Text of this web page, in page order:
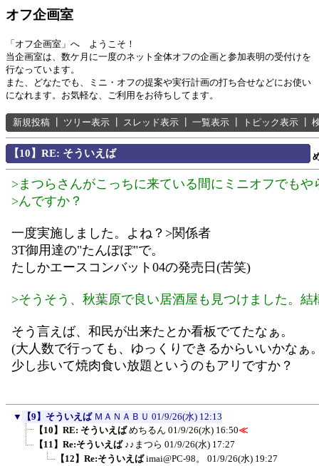
オフ企画室
「オフ企画室」へ ようこそ！
当企画室は、数ケ月に一度のネット全体オフの企画と参加表明の受付けを
行なっています。
また、どなたでも、ミニ・オフの提案や実行計画の打ち合せなどにお使い
になれます。お気軽な、ご利用をお待ちしてます。
新規投稿 ツリー表示 スレッド表示 一覧表示 トピック表示
【10】RE: そういえば
>まつらさんがこっちに来ている間にミニオフでもや
>んですか？
一度実施しました。よね？>関係者
3T御用達の"たんぽぽ"で。
たしかエースコンバット04の発売日(苦笑)
>そうそう、秋葉原で良い居酒屋も見つけました。結
そう言えば、和民が出来たとか看板でてたなぁ。
(大人数で行っても、ゆっくりできるからいいかなぁ
少し歩いて焼肉食い放題というのもアリですか？
▼ 【9】そういえば ＭＡＮＡＢＵ 01/9/26(水) 12:13
【10】RE: そういえばめちるん 01/9/26(水) 16:50≪
【11】Re:そういえば ♪♪まつら 01/9/26(水) 17:27
【12】Re:そういえばimai@PC-98。 01/9/26(水) 19:27